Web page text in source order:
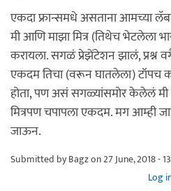
एकदा फ्रान्समधे असताना आमच्या
मी आणि माझा मित्र (तिथेच भेटलेला
करायला. सगळं प्रेझेंटेशन झालं,
एकदम तिचा (वरून घातलेला) टॉपच
होता, पण असं सगळ्यांसमोर केलेलं मी
मित्रपण चपापला एकदम. मग
जाऊन.
Submitted byBagzon 27 June, 2018 -
Log